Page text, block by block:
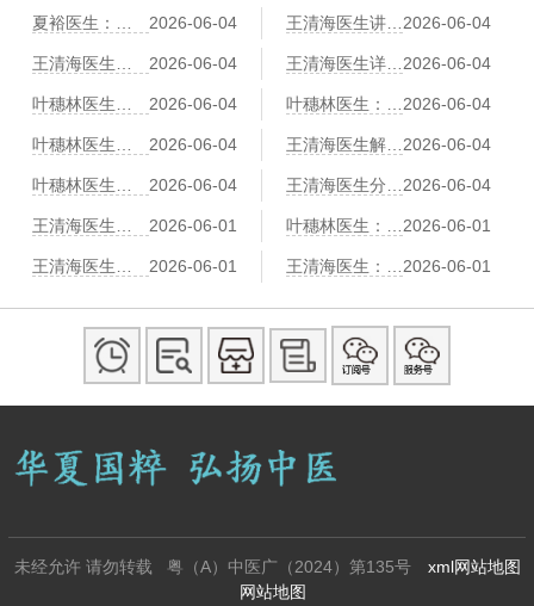
夏裕医生：肥胖导致冠心病？中医祛湿化痰减肥法 2026-06-04 王清海医生讲中医辨证冠心病：气滞血瘀、痰浊阻络各有调理方2026-06-04
王清海医生建议：冠心病患者运动指南——太极、八段锦、散步哪个更安全 2026-06-04 王清海医生详解：穴位按摩治心悸——神门、心俞、膻中的操作详解2026-06-04
叶穗林医生：红景天、黄芪、党参——三味益气养心中药比较 2026-06-04 叶穗林医生：冠心病中医预防“治未病”：早期胸闷气短的调养对策2026-06-04
叶穗林医生：刮痧辅助治疗冠心病：刮拭胸前膻中、心经路线 2026-06-04 王清海医生解读：情绪激动易诱发心绞痛？中医养心调神有三个方法2026-06-04
叶穗林医生：气功调息降心率：冠心病患者的“六字诀”演练 2026-06-04 王清海医生分享：足浴也能护心脏？活血通络中药足浴方推荐2026-06-04
王清海医生：冠心病患者“寒露”节气养生：润燥养肺、防寒护心阳 2026-06-01 叶穗林医生：冠心病伴“耳鸣耳聋”的中医“补肾通窍”调养法2026-06-01
王清海医生：冠心病患者“小满”时节养生：祛湿健脾、防湿热困心 2026-06-01 王清海医生：中医“拈筋法”护心：冠心病患者胸背部的筋结松解术2026-06-01
未经允许 请勿转载 粤（A）中医广（2024）第135号
xml网站地图
网站地图